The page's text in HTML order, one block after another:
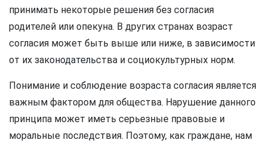
принимать некоторые решения без согласия
родителей или опекуна. В других странах возраст
согласия может быть выше или ниже, в зависимости
от их законодательства и социокультурных норм.
Понимание и соблюдение возраста согласия является
важным фактором для общества. Нарушение данного
принципа может иметь серьезные правовые и
моральные последствия. Поэтому, как граждане, нам